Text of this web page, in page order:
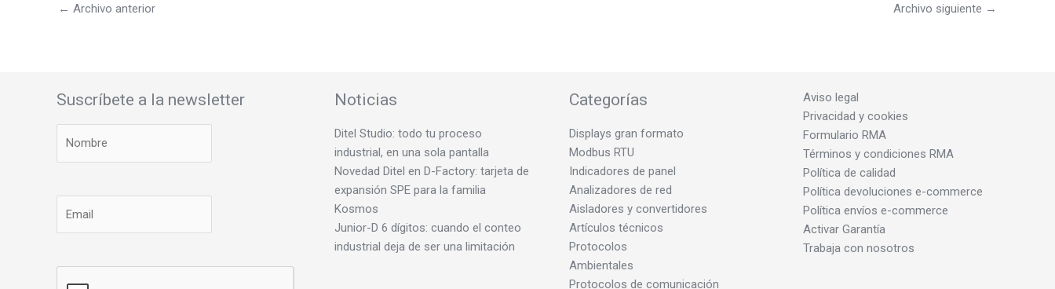
← Archivo anterior Archivo siguiente →
Suscríbete a la newsletter Noticias
Ditel Studio: todo tu proceso
industrial, en una sola pantalla
Novedad Ditel en D-Factory: tarjeta de
expansión SPE para la familia
Kosmos
Junior-D 6 dígitos: cuando el conteo
industrial deja de ser una limitación
Categorías
Displays gran formato
Modbus RTU
Indicadores de panel
Analizadores de red
Aisladores y convertidores
Artículos técnicos
Protocolos
Ambientales
Protocolos de comunicación
Aviso legal
Privacidad y cookies
Formulario RMA
Términos y condiciones RMA
Política de calidad
Política devoluciones e-commerce
Política envíos e-commerce
Activar Garantía
Trabaja con nosotros